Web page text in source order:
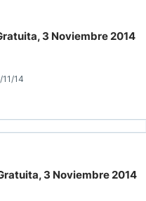
3 Noviembre 2014
14
3 Noviembre 2014